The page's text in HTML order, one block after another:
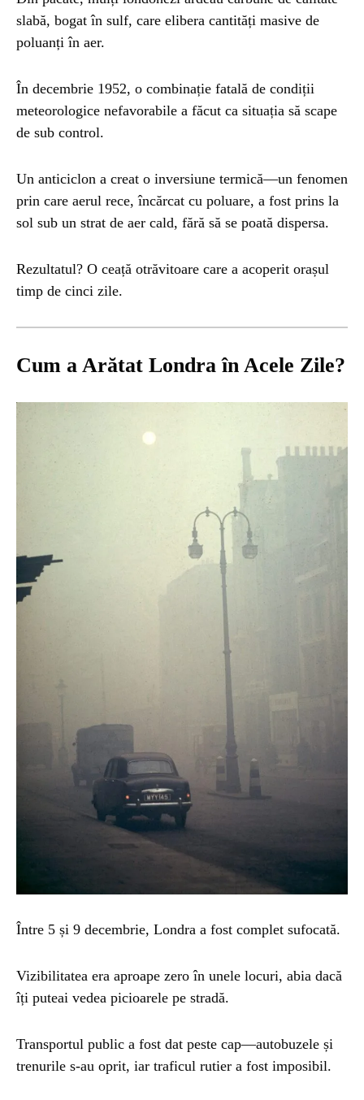
slabă, bogat în sulf, care elibera cantități masive de
poluanți în aer.
În decembrie 1952, o combinație fatală de condiții
meteorologice nefavorabile a făcut ca situația să scape
de sub control.
Un anticiclon a creat o inversiune termică—un fenomen
prin care aerul rece, încărcat cu poluare, a fost prins la
sol sub un strat de aer cald, fără să se poată dispersa.
Rezultatul? O ceață otrăvitoare care a acoperit orașul
timp de cinci zile.
Cum a Arătat Londra în Acele Zile?
Între 5 și 9 decembrie, Londra a fost complet sufocată.
Vizibilitatea era aproape zero în unele locuri, abia dacă
îți puteai vedea picioarele pe stradă.
Transportul public a fost dat peste cap—autobuzele și
trenurile s-au oprit, iar traficul rutier a fost imposibil.